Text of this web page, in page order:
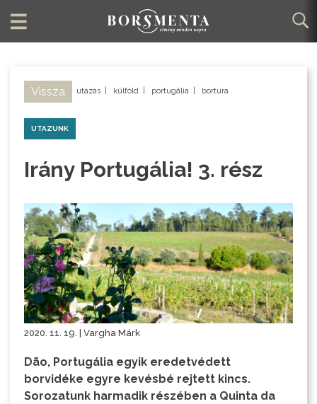
Vissza utazás külföld portugália bortúra
UTAZUNK
Irány Portugália! 3. rész
2020. 11. 19. | Vargha Márk
Dão, Portugália egyik eredetvédett
borvidéke egyre kevésbé rejtett kincs.
Sorozatunk harmadik részében a Quinta da